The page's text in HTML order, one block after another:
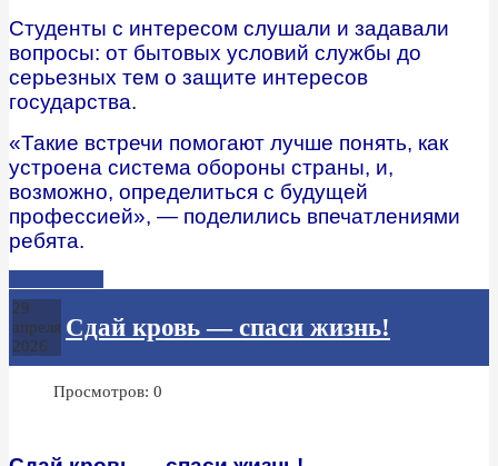
Студенты с интересом слушали и задавали
вопросы: от бытовых условий службы до
серьезных тем о защите интересов
государства.
«Такие встречи помогают лучше понять, как
устроена система обороны страны, и,
возможно, определиться с будущей
профессией», — поделились впечатлениями
ребята.
29
апреля
2026
Сдай кровь — спаси жизнь!
Просмотров: 0